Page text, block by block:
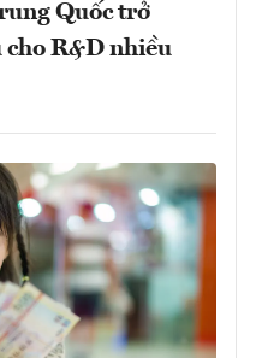
Quốc trở
cho R&D nhiều